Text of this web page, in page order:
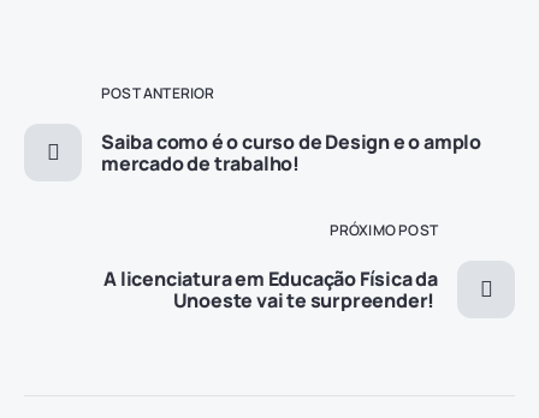
POST ANTERIOR
Saiba como é o curso de Design e o amplo
mercado de trabalho!
PRÓXIMO POST
A licenciatura em Educação Física da
Unoeste vai te surpreender!